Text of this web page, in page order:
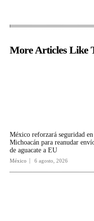
More Articles Like
México reforzará seguridad en
Michoacán para reanudar
de aguacate a EU
México 6 agosto, 2026